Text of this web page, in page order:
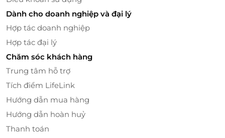
Dành cho doanh nghiệp và đại lý
Hợp tác doanh nghiệp
Hợp tác đại lý
Chăm sóc khách hàng
Trung tâm hỗ trợ
Tích điểm LifeLink
Hướng dẫn mua hàng
Hướng dẫn hoàn huỷ
Thanh toán